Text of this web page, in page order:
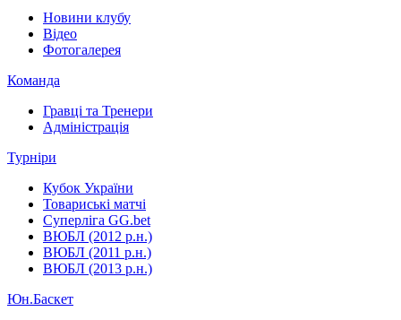
Новини клубу
Відео
Фотогалерея
Команда
Гравці та Тренери
Адміністрація
Турніри
Кубок України
Товариські матчі
Суперліга GG.bet
ВЮБЛ (2012 р.н.)
ВЮБЛ (2011 р.н.)
ВЮБЛ (2013 р.н.)
Юн.Баскет